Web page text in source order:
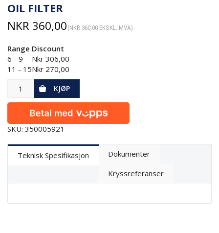
OIL FILTER
NKR 360,00 (NKR 360,00 EKSKL. MVA)
Range Discount
6 - 9
Nkr 306,00
11 - 15Nkr 270,00
KJØP
SKU: 350005921
Teknisk Spesifikasjon
Dokumenter
Kryssreferanser